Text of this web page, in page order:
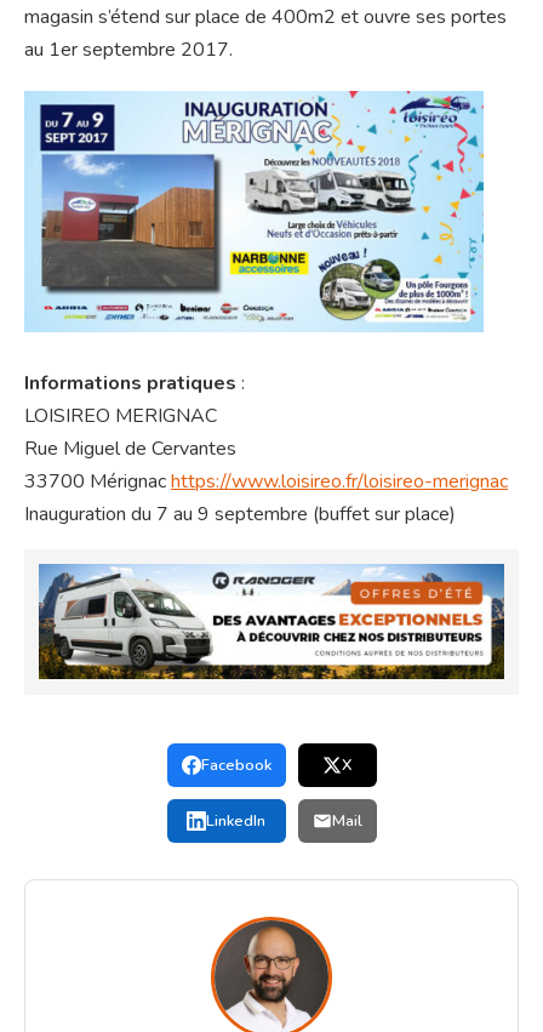
magasin s’étend sur place de 400m2 et ouvre ses portes
au 1er septembre 2017.
Informations pratiques :
LOISIREO MERIGNAC
Rue Miguel de Cervantes
33700 Mérignachttps://www.loisireo.fr/loisireo-merignac
Inauguration du 7 au 9 septembre (buffet sur place)
Facebook X
LinkedIn Mail